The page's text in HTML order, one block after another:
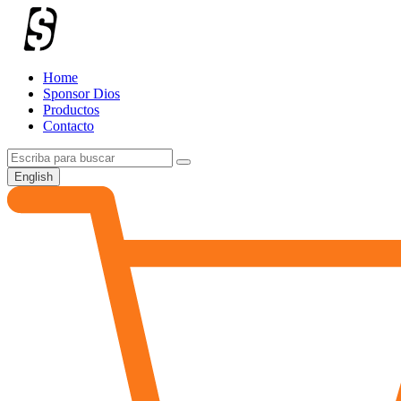
Home
Sponsor Dios
Productos
Contacto
English